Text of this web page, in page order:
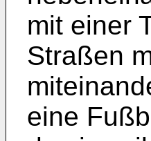
mit einer
Straßen
eine